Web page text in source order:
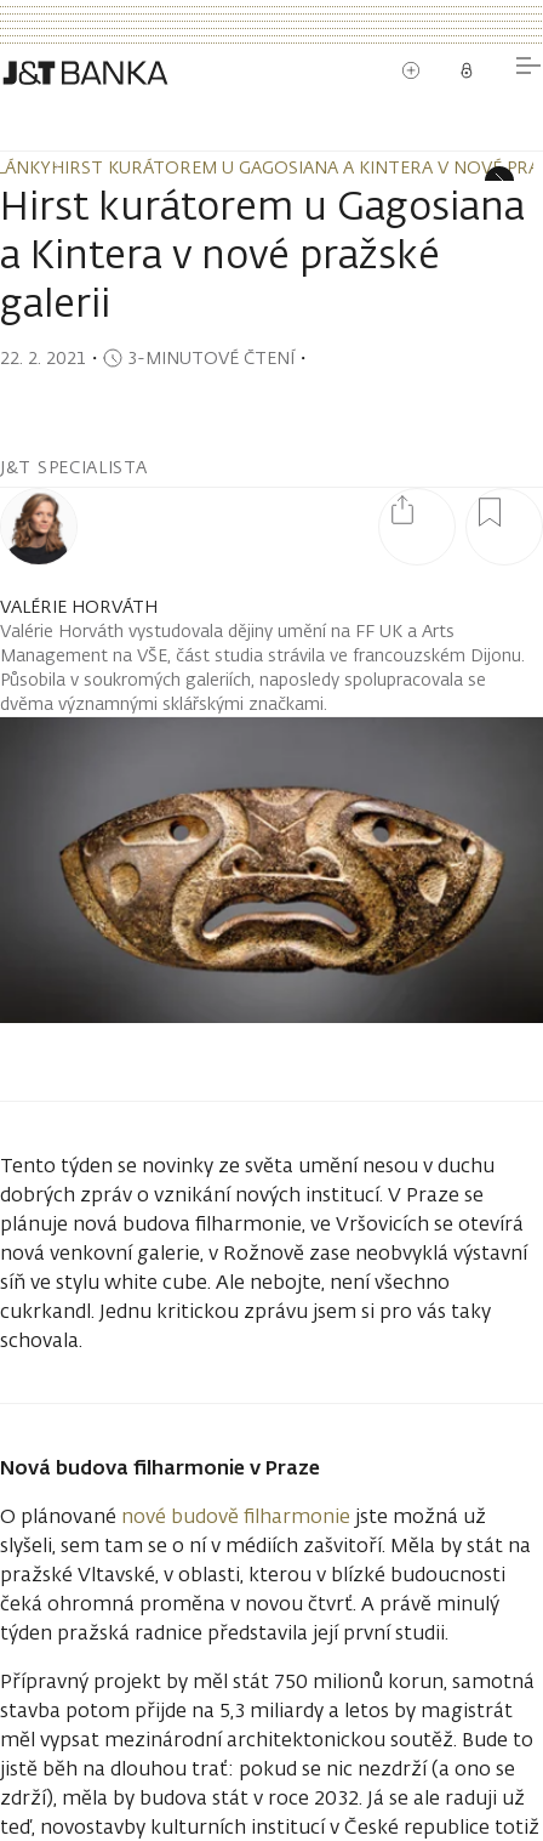
HIRST KURÁTOREM U GAGOSIANA A KINTERA V NOVÉ
HIRST KURÁTOREM U GAGOSIANA A KINTERA V NOVÉ
Hirst kurátorem u Gagosiana
a Kintera v nové pražské
galerii
22. 2. 2021 ・ 3-MINUTOVÉ ČTENÍ・
J&T SPECIALISTA
VALÉRIE HORVÁTH
Valérie Horváth vystudovala dějiny umění na FF UK a Arts
Management na VŠE, část studia strávila ve francouzském Dijonu.
Působila v soukromých galeriích, naposledy spolupracovala se
dvěma významnými sklářskými značkami.
Tento týden se novinky ze světa umění nesou v duchu
dobrých zpráv o vznikání nových institucí. V Praze se
plánuje nová budova filharmonie, ve Vršovicích se otevírá
nová venkovní galerie, v Rožnově zase neobvyklá výstavní
síň ve stylu white cube. Ale nebojte, není všechno
cukrkandl. Jednu kritickou zprávu jsem si pro vás taky
schovala.
Nová budova filharmonie v Praze
O plánované nové budově filharmonie jste možná už
slyšeli, sem tam se o ní v médiích zašvitoří. Měla by stát na
pražské Vltavské, v oblasti, kterou v blízké budoucnosti
čeká ohromná proměna v novou čtvrť. A právě minulý
týden pražská radnice představila její první studii.
Přípravný projekt by měl stát 750 milionů korun, samotná
stavba potom přijde na 5,3 miliardy a letos by magistrát
měl vypsat mezinárodní architektonickou soutěž. Bude to
jistě běh na dlouhou trať: pokud se nic nezdrží (a ono se
zdrží), měla by budova stát v roce 2032. Já se ale raduji už
teď, novostavby kulturních institucí v České republice totiž